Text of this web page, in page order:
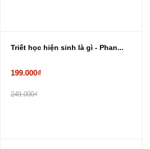
Triết học hiện sinh là gì - Phan...
199.000₫
249.000₫